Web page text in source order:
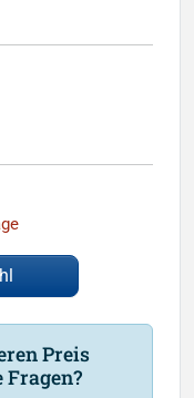
Preis
Fragen?